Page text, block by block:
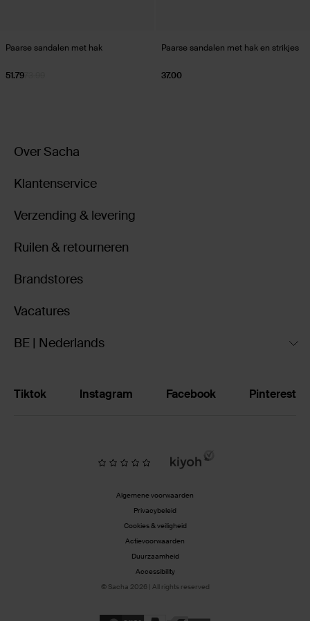
Paarse sandalen met hak
51.79
Paarse sandalen met hak en strikjes
37.00
Over Sacha
Klantenservice
Verzending & levering
Ruilen & retourneren
Brandstores
Vacatures
BE | Nederlands
Tiktok Instagram Facebook Pinterest
Algemene voorwaarden
Privacybeleid
Cookies & veiligheid
Actievoorwaarden
Duurzaamheid
Accessibility
© Sacha 2026 | All rights reserved